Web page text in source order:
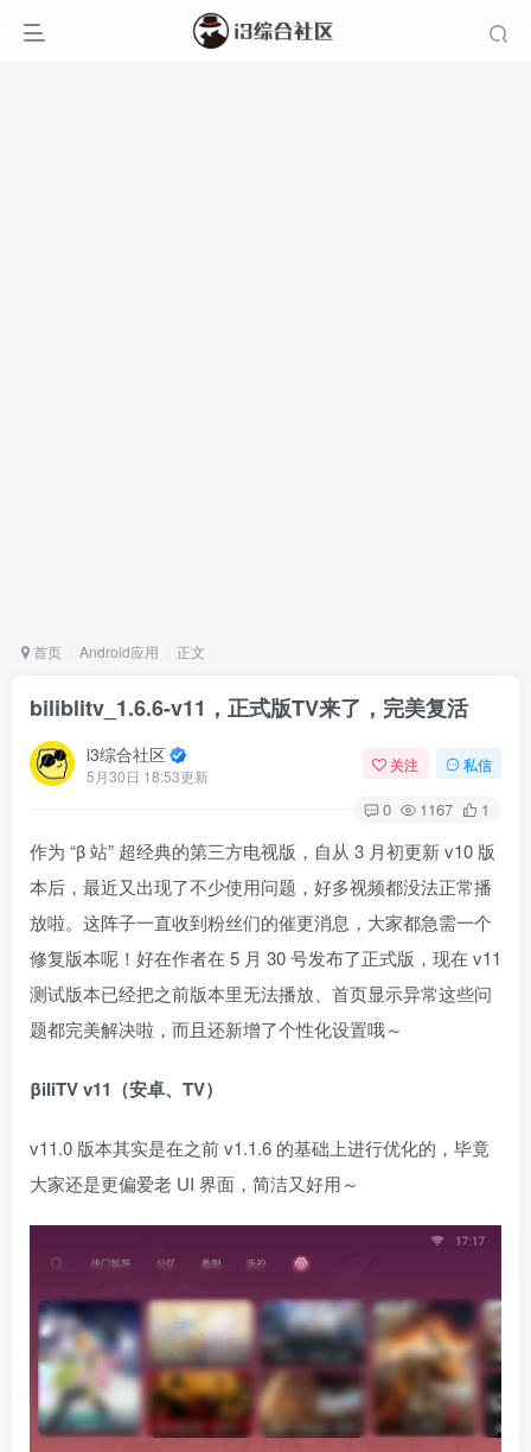
首页 Android应用 正文
biliblitv_1.6.6-v11，正式版TV来了，完美复活
i3综合社区
5月30日 18:53更新
关注 私信
0 1167 1
作为 “β 站” 超经典的第三方电视版，自从 3 月初更新 v10 版
本后，最近又出现了不少使用问题，好多视频都没法正常播
放啦。这阵子一直收到粉丝们的催更消息，大家都急需一个
修复版本呢！好在作者在 5 月 30 号发布了正式版，现在 v11
测试版本已经把之前版本里无法播放、首页显示异常这些问
题都完美解决啦，而且还新增了个性化设置哦～
βiIiTV v11（安卓、TV）
v11.0 版本其实是在之前 v1.1.6 的基础上进行优化的，毕竟
大家还是更偏爱老 UI 界面，简洁又好用～